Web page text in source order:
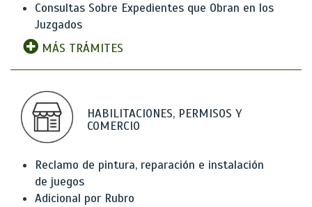
Consultas Sobre Expedientes que Obran en los
Juzgados
MÁS TRÁMITES
HABILITACIONES, PERMISOS Y
COMERCIO
Reclamo de pintura, reparación e instalación
de juegos
Adicional por Rubro